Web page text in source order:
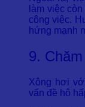
làm việc
công việc.
hứng mạnh
9.
Xông hơi
vấn đề hô